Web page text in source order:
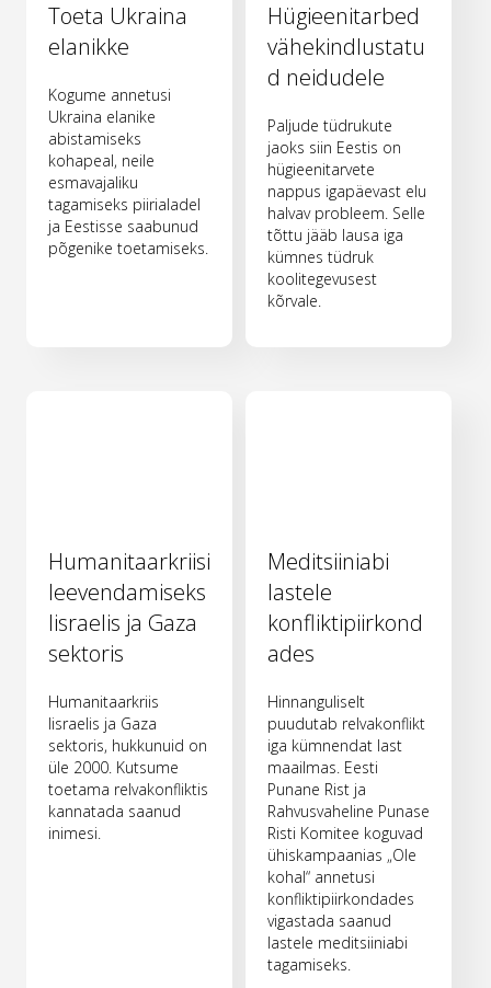
Toeta Ukraina
elanikke
Kogume annetusi
Ukraina elanike
abistamiseks
kohapeal, neile
esmavajaliku
tagamiseks piirialadel
ja Eestisse saabunud
põgenike toetamiseks.
Hügieenitarbed
vähekindlustatu
d neidudele
Paljude tüdrukute
jaoks siin Eestis on
hügieenitarvete
nappus igapäevast elu
halvav probleem. Selle
tõttu jääb lausa iga
kümnes tüdruk
koolitegevusest
kõrvale.
Humanitaarkriisi
leevendamiseks
Iisraelis ja Gaza
sektoris
Humanitaarkriis
Iisraelis ja Gaza
sektoris, hukkunuid on
üle 2000. Kutsume
toetama relvakonfliktis
kannatada saanud
inimesi.
Meditsiiniabi
lastele
konfliktipiirkond
ades
Hinnanguliselt
puudutab relvakonflikt
iga kümnendat last
maailmas. Eesti
Punane Rist ja
Rahvusvaheline Punase
Risti Komitee koguvad
ühiskampaanias „Ole
kohal“ annetusi
konfliktipiirkondades
vigastada saanud
lastele meditsiiniabi
tagamiseks.